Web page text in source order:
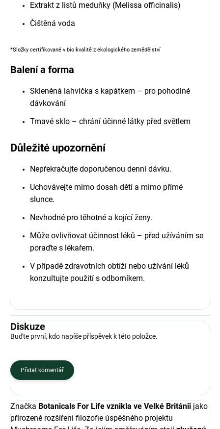
Extrakt z listů meduňky (Melissa officinalis)
Čištěná voda
*Složky certifikované v bio kvalitě z ekologického zemědělství
Balení a forma
Skleněná lahvička s kapátkem – pro pohodlné
dávkování
Tmavé sklo – chrání účinné látky před světlem
Důležité upozornění
Nepřekračujte doporučenou denní dávku.
Uchovávejte mimo dosah dětí a mimo přímé
slunce.
Nevhodné pro těhotné a kojící ženy.
Může ovlivňovat účinnost léků – před užíváním se
poraďte s lékařem.
V případě zdravotních obtíží nebo užívání léků
konzultujte použití s odborníkem.
Diskuze
Buďte první, kdo napíše příspěvek k této položce.
Přidat komentář
Značka Botanicals For Life vznikla ve Velké Británii jako
přirozené rozšíření filozofie úspěšného projektu